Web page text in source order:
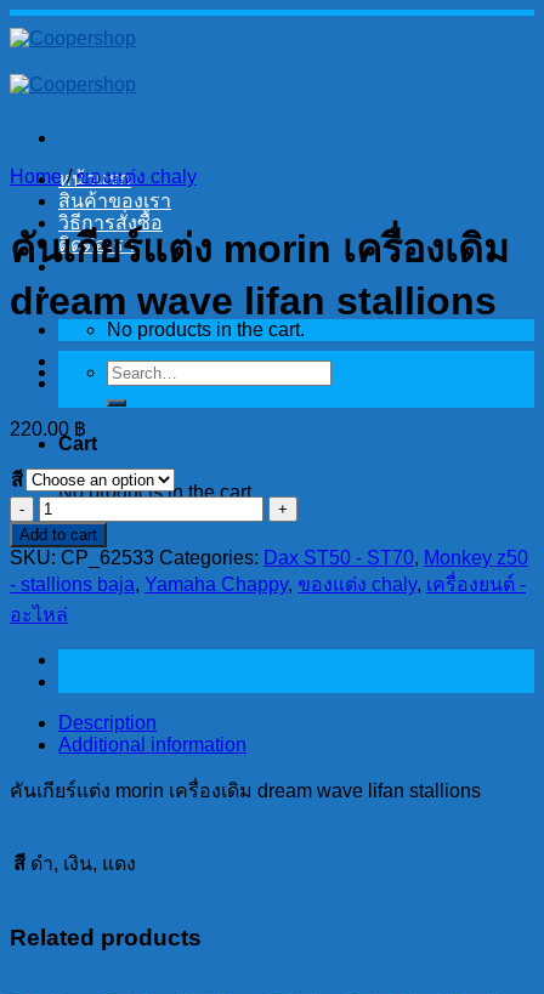
Skip
to
หน้าแรก
สินค้าของเรา
วิธีการสั่งซื้อ
ติดต่อเรา
No products in the cart.
Search
for:
Cart
No products in the cart.
Home / ของแต่ง chaly
คันเกียร์แต่ง morin เครื่องเดิม
dream wave lifan stallions
220.00 ฿
สี
คัน
เกียร์
แต่ง
morin
เครื่อง
เดิม
dream
lifan
stallions
Add to cart
SKU: CP_62533 Categories: Dax ST50 - ST70, Monkey z50
- stallions baja, Yamaha Chappy, ของแต่ง chaly, เครื่องยนต์ -
อะไหล่
Description
Additional information
คันเกียร์แต่ง morin เครื่องเดิม dream wave lifan stallions
สี ดำ, เงิน, แดง
Related products